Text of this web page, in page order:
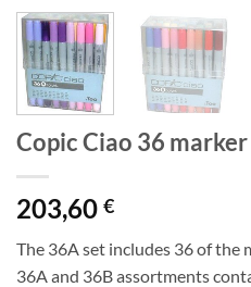
Copic Ciao 36
203,60 €
The 36A set includes 36 of the
36A and 36B assortments